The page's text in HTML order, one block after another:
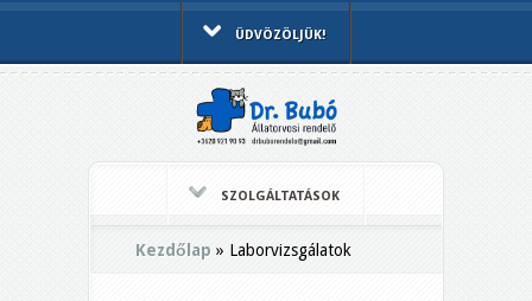
ÜDVÖZÖLJÜK!
SZOLGÁLTATÁSOK
Kezdőlap » Laborvizsgálatok